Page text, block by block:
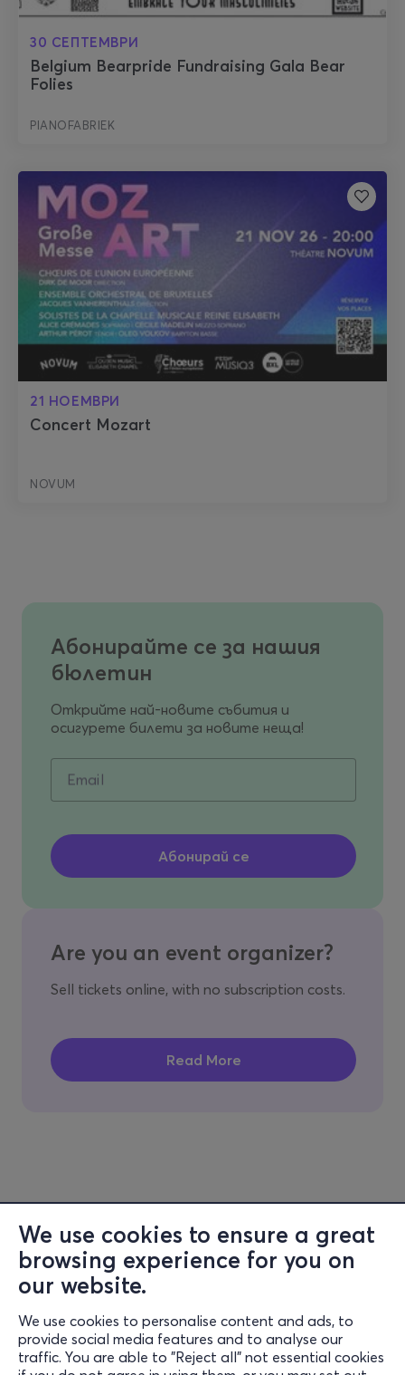
We use cookies to ensure a great
browsing experience for you on
our website.
We use cookies to personalise content and ads, to
provide social media features and to analyse our
traffic. You are able to "Reject all" not essential cookies
30 СЕПТЕМВРИ
Belgium Bearpride Fundraising Gala Bear
Folies
PIANOFABRIEK
21 НОЕМВРИ
Concert Mozart
NOVUM
Абонирайте се за нашия
бюлетин
Открийте най-новите събития и
осигурете билети за новите неща!
Email
Are you an event organizer?
Sell tickets online, with no subscription costs.
Информация
поддръжка